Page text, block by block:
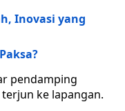
Inovasi yang
pendamping
ke lapangan.